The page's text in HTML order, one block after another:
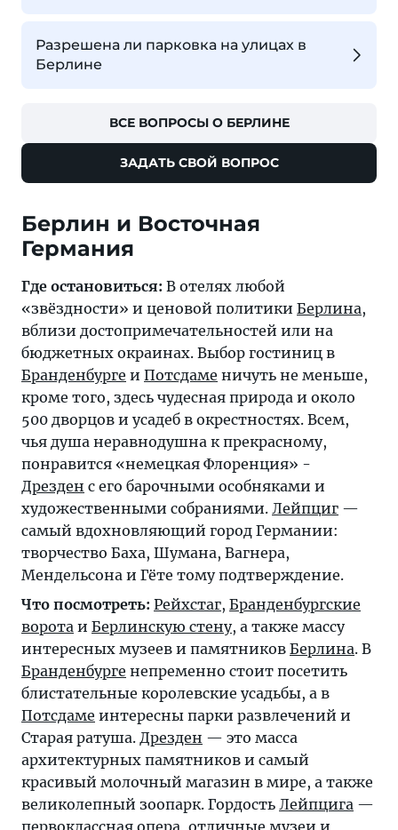
Разрешена ли парковка на улицах в
Берлине
ВСЕ ВОПРОСЫ О БЕРЛИНЕ
ЗАДАТЬ СВОЙ ВОПРОС
Берлин и Восточная
Германия
Где остановиться: В отелях любой
«звёздности» и ценовой политики Берлина,
вблизи достопримечательностей или на
бюджетных окраинах. Выбор гостиниц в
Бранденбурге и Потсдаме ничуть не меньше,
кроме того, здесь чудесная природа и около
500 дворцов и усадеб в окрестностях. Всем,
чья душа неравнодушна к прекрасному,
понравится «немецкая Флоренция» -
Дрезден с его барочными особняками и
художественными собраниями. Лейпциг —
самый вдохновляющий город Германии:
творчество Баха, Шумана, Вагнера,
Мендельсона и Гёте тому подтверждение.
Что посмотреть: Рейхстаг, Бранденбургские
ворота и Берлинскую стену, а также массу
интересных музеев и памятников Берлина. В
Бранденбурге непременно стоит посетить
блистательные королевские усадьбы, а в
Потсдаме интересны парки развлечений и
Старая ратуша. Дрезден — это масса
архитектурных памятников и самый
красивый молочный магазин в мире, а также
великолепный зоопарк. Гордость Лейпцига —